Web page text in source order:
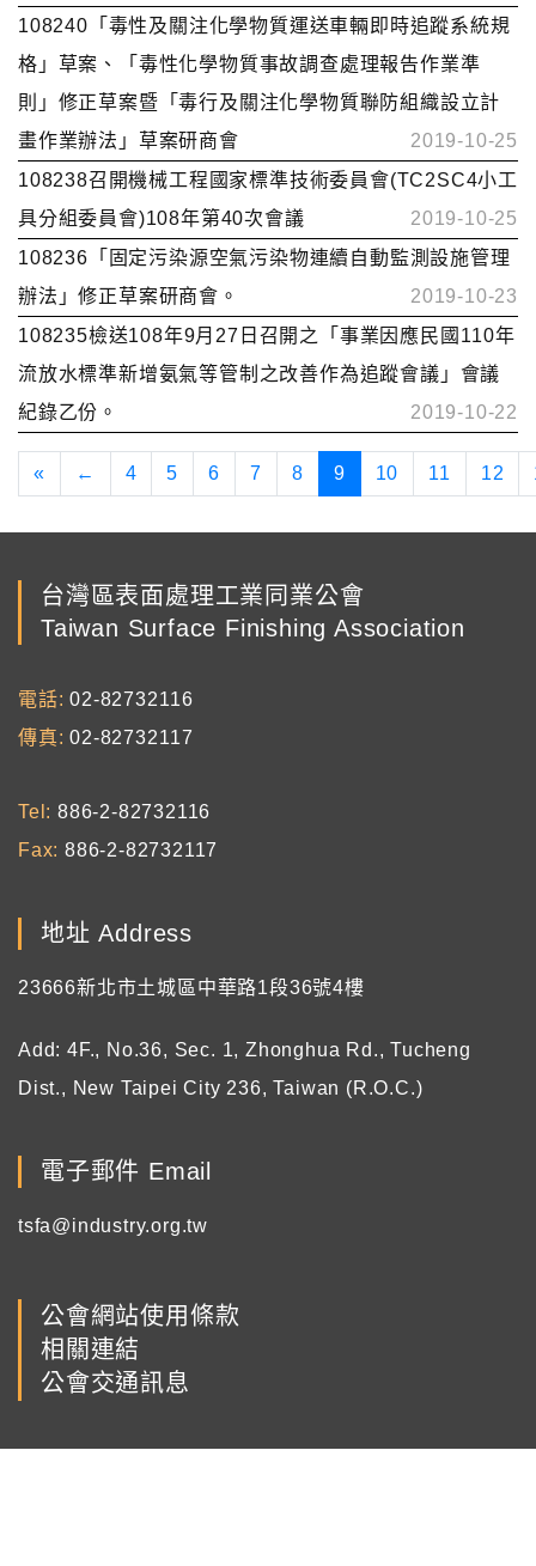
108240「毒性及關注化學物質運送車輛即時追蹤系統規
格」草案、「毒性化學物質事故調查處理報告作業準
則」修正草案暨「毒行及關注化學物質聯防組織設立計
畫作業辦法」草案研商會
2019-10-25
108238召開機械工程國家標準技術委員會(TC2SC4小工
具分組委員會)108年第40次會議
2019-10-25
108236「固定污染源空氣污染物連續自動監測設施管理
辦法」修正草案研商會。
2019-10-23
108235檢送108年9月27日召開之「事業因應民國110年
流放水標準新增氨氣等管制之改善作為追蹤會議」會議
紀錄乙份。
2019-10-22
« ← 4 5 6 7 8 9 10 11 12
台灣區表面處理工業同業公會
Taiwan Surface Finishing Association
電話
02-82732116
傳真
02-82732117
Tel
886-2-82732116
Fax 886-2-82732117
地址 Address
23666新北市土城區中華路1段36號4樓
Add: 4F., No.36, Sec. 1, Zhonghua Rd., Tucheng
Dist., New Taipei City 236, Taiwan (R.O.C.)
電子郵件 Email
tsfa@industry.org.tw
公會網站使用條款
相關連結
公會交通訊息